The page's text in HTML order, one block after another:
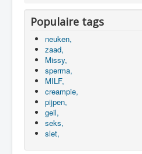
Populaire tags
neuken,
zaad,
Missy,
sperma,
MILF,
creampie,
pijpen,
geil,
seks,
slet,